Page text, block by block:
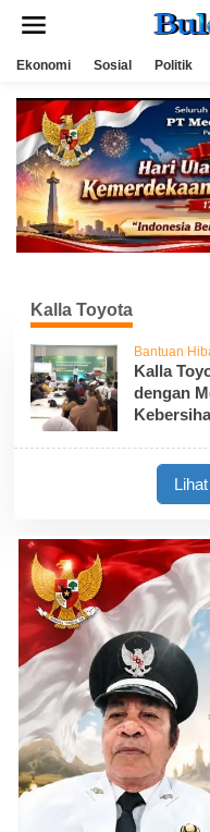
Ekonomi Sosial Politik
Kalla Toyota
Bantuan
Kalla
dengan